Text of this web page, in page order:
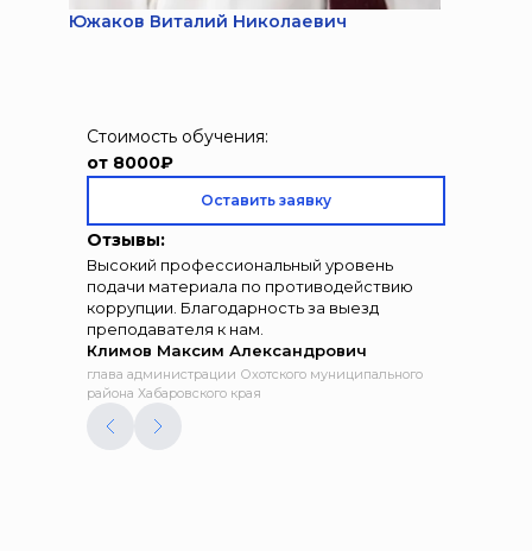
Южаков Виталий Николаевич
Стоимость обучения:
от 8000₽
Оставить заявку
Отзывы:
Высокий профессиональный уровень
подачи материала по противодействию
коррупции. Благодарность за выезд
преподавателя к нам.
Климов Максим Александрович
глава администрации Охотского муниципального
района Хабаровского края